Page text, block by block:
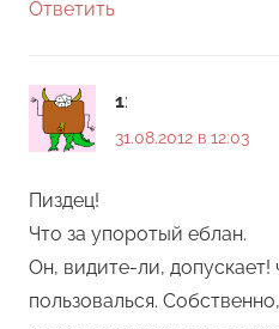
Ответить
1:
31.08.2012 в 12:03
Пиздец!
Что за упоротый еблан.
Он, видите-ли, допускает!
пользовалься.